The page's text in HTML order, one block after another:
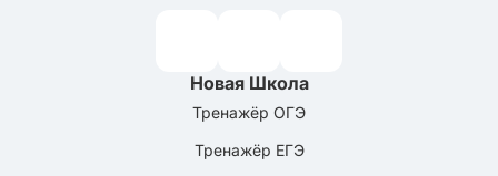
Новая Школа
Тренажёр ОГЭ
Тренажёр ЕГЭ